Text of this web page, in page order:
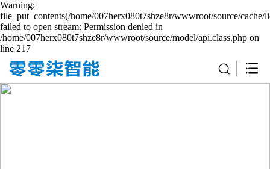
Warning:
file_put_contents(/home/007herx080t7shze8r/wwwroot/source/cache/
failed to open stream: Permission denied in
/home/007herx080t7shze8r/wwwroot/source/model/api.class.php on
line 217